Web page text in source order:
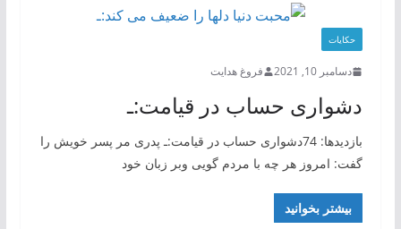
حکایات
دسامبر 10, 2021 فروغ هدایت
دشواری حساب در قیامت:ـ
بازدیدها: 74دشواری حساب در قیامت:ـ پدری مر پسر خویش را
گفت: امروز هر چه با مردم گویی وبر زبان خود
بیشتر بخوانید